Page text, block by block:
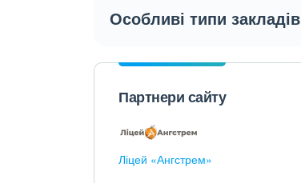
Особливі типи закладів
Партнери сайту
Ліцей «Ангстрем»